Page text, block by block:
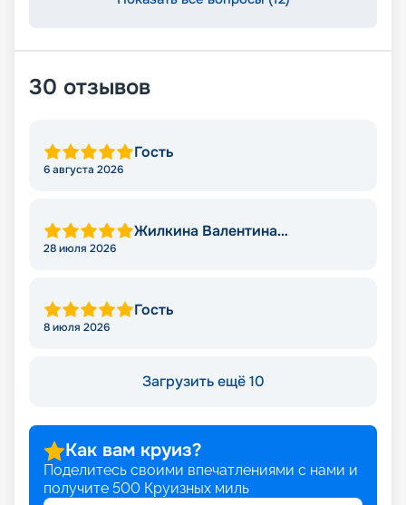
30 отзывов
Гость
6 августа 2026
Жилкина Валентина
28 июля 2026
Гость
8 июля 2026
Загрузить ещё 10
Как вам круиз?
Поделитесь своими впечатлениями с нами и
получите 500 Круизных миль